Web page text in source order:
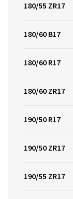
180/55 ZR17
180/60 B17
180/60 R17
180/60 ZR17
190/50 R17
190/50 ZR17
190/55 ZR17